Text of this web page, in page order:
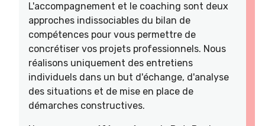
L'accompagnement et le coaching sont deux
approches indissociables du bilan de
compétences pour vous permettre de
concrétiser vos projets professionnels. Nous
réalisons uniquement des entretiens
individuels dans un but d'échange, d'analyse
des situations et de mise en place de
démarches constructives.